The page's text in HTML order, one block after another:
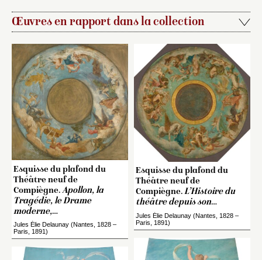
Œuvres en rapport dans la collection
Esquisse du plafond du
Théâtre neuf de
Compiègne.Apollon, la
Tragédie, le Drame
moderne,…
Jules Élie Delaunay (Nantes, 1828 –
Paris, 1891)
Esquisse du plafond du
Théâtre neuf de
Compiègne.L’Histoire du
théâtre depuis son…
Jules Élie Delaunay (Nantes, 1828 –
Paris, 1891)